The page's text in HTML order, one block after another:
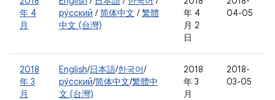
年 4
月
ру́сский /简体中文 /繁體
中文 (台灣)
年 4
月 2
日
04-05
2018
年 3
月
English/日本語/한국어/
ру́сский/简体中文/繁體中
文 (台灣)
2018
年 3
月
2018-
03-05